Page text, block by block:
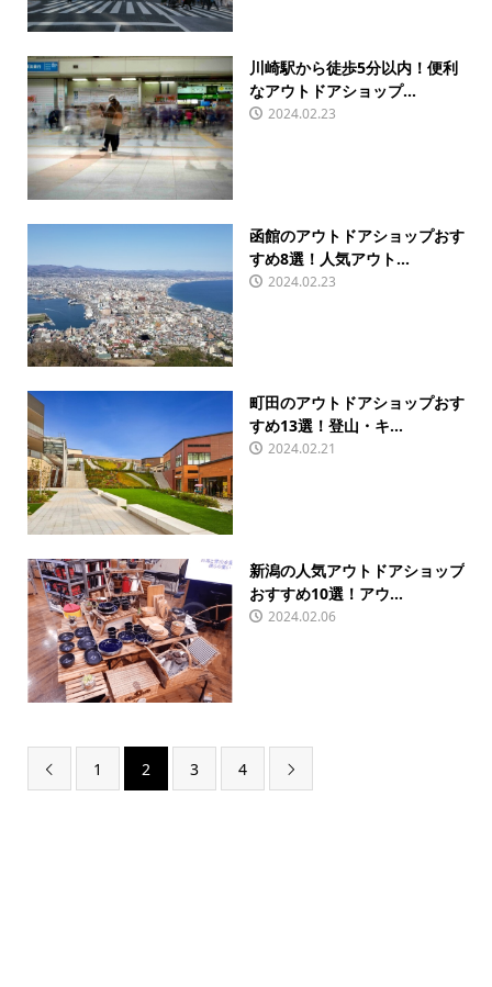
川崎駅から徒歩5分以内！便利
なアウトドアショップ...
2024.02.23
函館のアウトドアショップおす
すめ8選！人気アウト...
2024.02.23
町田のアウトドアショップおす
すめ13選！登山・キ...
2024.02.21
新潟の人気アウトドアショップ
おすすめ10選！アウ...
2024.02.06
 1 2 3 4 